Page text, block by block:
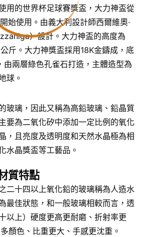
用的世界杯足球賽獎盃，大力神盃從
始使用。由義大利設計師西爾維奧·
）設計。大力神盃的高度為
斤。大力神獎盃採用18K金鑄成，底
由兩層綠色孔雀石打造，主體造型為
球。
玻璃，因此又稱為高鉛玻璃、鉛晶質
要為二氧化矽中添加一定比例的氧化
，且亮度及透明度和天然水晶極為相
水晶獎盃等工藝品。
質特點
二十四以上氧化鉛的玻璃稱為人造水
最佳狀態，和一般玻璃相較而言，透
以上）硬度更高更耐磨、折射率更
顏色、比重更大、手感更沈重。